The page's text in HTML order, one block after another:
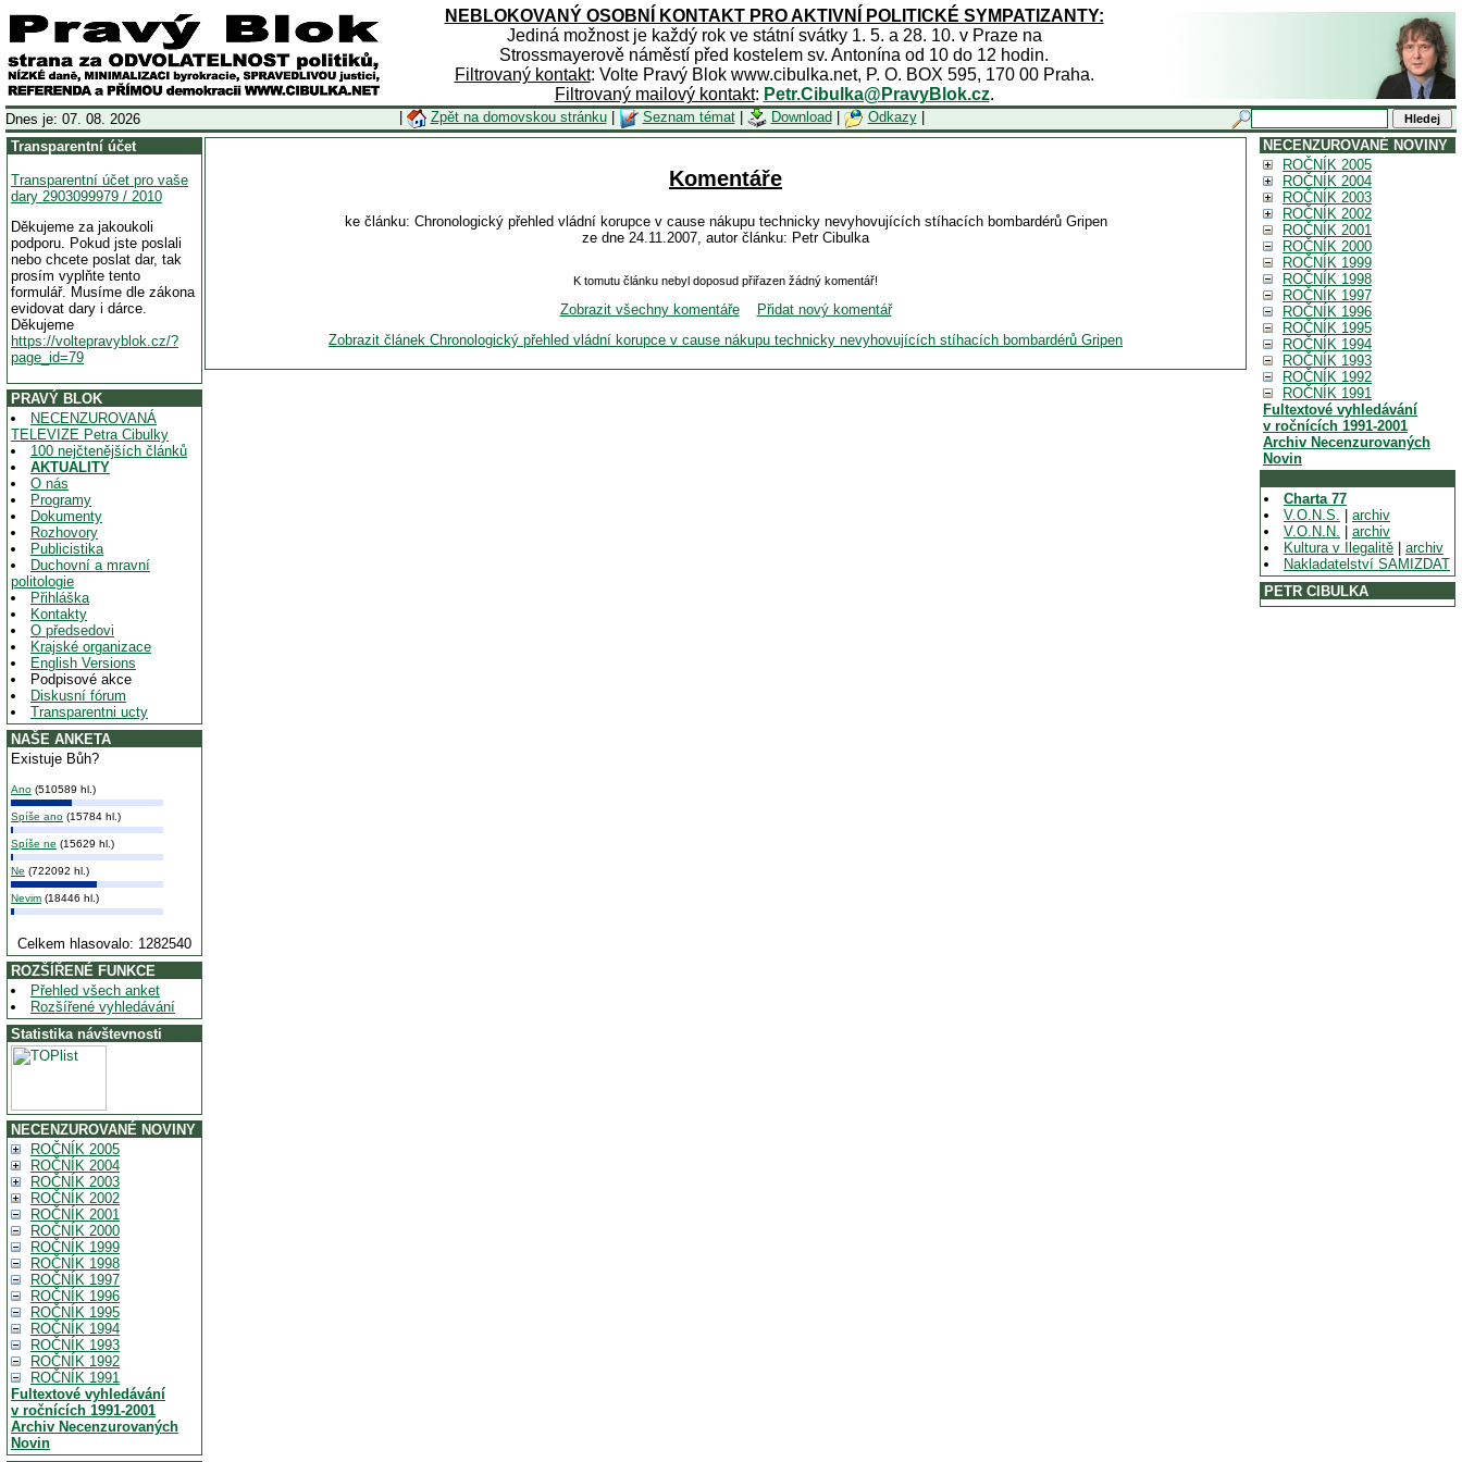
NEBLOKOVANÝ OSOBNÍ KONTAKT PRO AKTIVNÍ POLITICKÉ SYMPATIZANTY:
Jediná možnost je každý rok ve státní svátky 1. 5. a 28. 10. v Praze na
Strossmayerově náměstí před kostelem sv. Antonína od 10 do 12 hodin.
Filtrovaný kontakt: Volte Pravý Blok www.cibulka.net, P. O. BOX 595, 170 00 Praha.
Filtrovaný mailový kontakt: Petr.Cibulka@PravyBlok.cz.
Dnes je: 07. 08. 2026 Zpět na domovskou stránku| Seznam témat| Download Odkazy|
Transparentní účet
Transparentní účet pro vaše
dary 2903099979 / 2010
Děkujeme za jakoukoli
podporu. Pokud jste poslali
nebo chcete poslat dar, tak
prosím vyplňte tento
formulář. Musíme dle zákona
evidovat dary i dárce.
Děkujeme
https://voltepravyblok.cz/?
page_id=79
PRAVÝ BLOK
NECENZUROVANÁ
TELEVIZE Petra Cibulky
100 nejčtenějších článků
AKTUALITY
O nás
Programy
Dokumenty
Rozhovory
Publicistika
Duchovní a mravní
politologie
Přihláška
Kontakty
O předsedovi
Krajské organizace
English Versions
Podpisové akce
Diskusní fórum
Transparentni ucty
NAŠE ANKETA
Existuje Bůh?
Ano (510589 hl.)
Spíše ano (15784 hl.)
Spíše ne (15629 hl.)
Ne (722092 hl.)
Nevim (18446 hl.)
Celkem hlasovalo: 1282540
ROZŠÍŘENÉ FUNKCE
Přehled všech anket
Rozšířené vyhledávání
Statistika návštevnosti
NECENZUROVANÉ NOVINY
ROČNÍK 2005
ROČNÍK 2004
ROČNÍK 2003
ROČNÍK 2002
ROČNÍK 2001
ROČNÍK 2000
ROČNÍK 1999
ROČNÍK 1998
ROČNÍK 1997
ROČNÍK 1996
ROČNÍK 1995
ROČNÍK 1994
ROČNÍK 1993
ROČNÍK 1992
ROČNÍK 1991
Fultextové vyhledávání
v ročnících 1991-2001
Archiv Necenzurovaných
Novin
Komentáře
ke článku: Chronologický přehled vládní korupce v cause nákupu technicky nevyhovujících stíhacích bombardérů Gripen
ze dne 24.11.2007, autor článku: Petr Cibulka
K tomutu článku nebyl doposud přiřazen žádný komentář!
Zobrazit všechny komentáře
Přidat nový komentář
Zobrazit článek Chronologický přehled vládní korupce v cause nákupu technicky nevyhovujících stíhacích bombardérů Gripen
NECENZUROVANÉ NOVINY
ROČNÍK 2005
ROČNÍK 2004
ROČNÍK 2003
ROČNÍK 2002
ROČNÍK 2001
ROČNÍK 2000
ROČNÍK 1999
ROČNÍK 1998
ROČNÍK 1997
ROČNÍK 1996
ROČNÍK 1995
ROČNÍK 1994
ROČNÍK 1993
ROČNÍK 1992
ROČNÍK 1991
Fultextové vyhledávání
v ročnících 1991-2001
Archiv Necenzurovaných
Novin
Charta 77
V.O.N.S.
archiv
V.O.N.N.
archiv
Kultura v Ilegalitě
archiv
Nakladatelství SAMIZDAT
PETR CIBULKA